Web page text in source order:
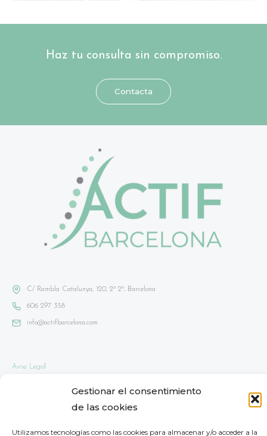
Gestionar el consentimiento
de las cookies
Utilizamos tecnologías como las cookies para almacenar y/o acceder a la
Haz tu consulta sin compromiso.
Contacta
C/ Rambla Catalunya, 120, 2º 2º, Barcelona
606 297 358
info@actifbarcelona.com
Aviso Lega